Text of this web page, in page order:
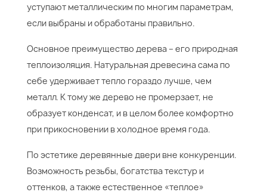
уступают металлическим по многим параметрам,
если выбраны и обработаны правильно.
Основное преимущество дерева – его природная
теплоизоляция. Натуральная древесина сама по
себе удерживает тепло гораздо лучше, чем
металл. К тому же дерево не промерзает, не
образует конденсат, и в целом более комфортно
при прикосновении в холодное время года.
По эстетике деревянные двери вне конкуренции.
Возможность резьбы, богатства текстур и
оттенков, а также естественное «теплое»